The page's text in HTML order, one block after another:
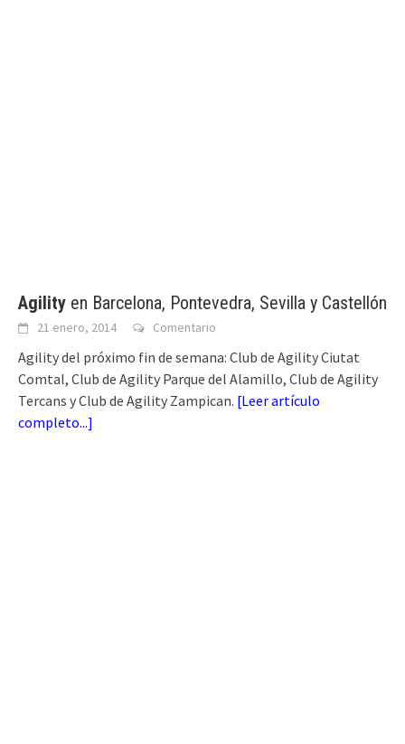
Agility en Barcelona, Pontevedra, Sevilla y Castellón
21 enero, 2014 Comentario
Agility del próximo fin de semana: Club de Agility Ciutat
Comtal, Club de Agility Parque del Alamillo, Club de Agility
Tercans y Club de Agility Zampican. [Leer artículo
completo...]